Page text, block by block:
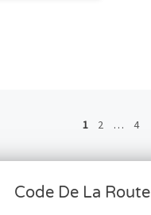
1 2 … 4
Code De La Route